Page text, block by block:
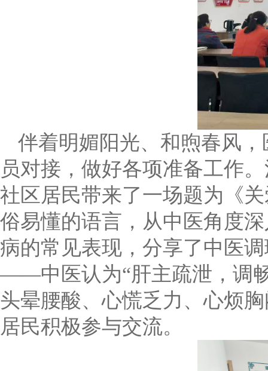
伴着明媚阳光、和煦春风
员对接，做好各项准备工作
社区居民带来了一场题为《
俗易懂的语言，从中医角度
病的常见表现，分享了中医
——中医认为“肝主疏泄，调
头晕腰酸、心慌乏力、心烦
居民积极参与交流。